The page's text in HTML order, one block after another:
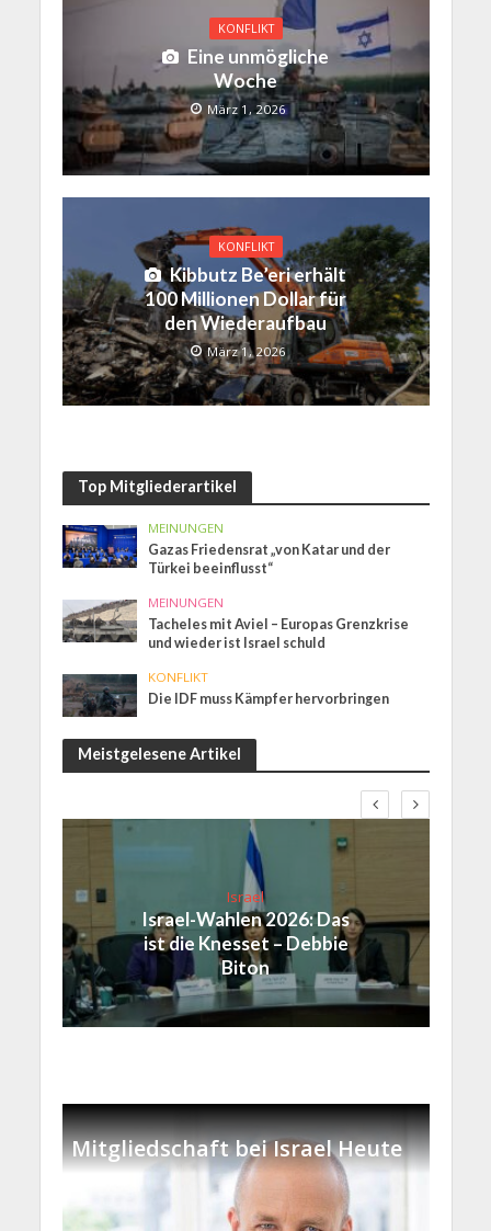
KONFLIKT
Eine unmögliche
Woche
März 1, 2026
KONFLIKT
Kibbutz Be’eri erhält
100 Millionen Dollar für
den Wiederaufbau
März 1, 2026
Top Mitgliederartikel
MEINUNGEN
Gazas Friedensrat „von Katar und der
Türkei beeinflusst“
MEINUNGEN
Tacheles mit Aviel – Europas Grenzkrise
und wieder ist Israel schuld
KONFLIKT
Die IDF muss Kämpfer hervorbringen
Meistgelesene Artikel
Israel
Israel-Wahlen 2026: Das
ist die Knesset – Debbie
Biton
Mitgliedschaft bei Israel Heute